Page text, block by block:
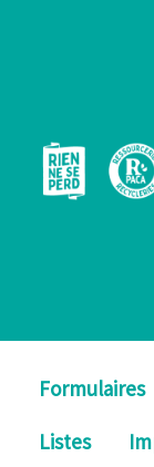
Formulaires
Listes